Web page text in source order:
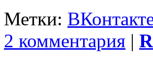
Метки:
2 комментария |